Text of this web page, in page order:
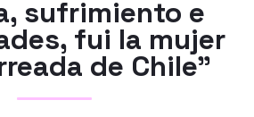
sufrimiento e
fui la mujer
de Chile"